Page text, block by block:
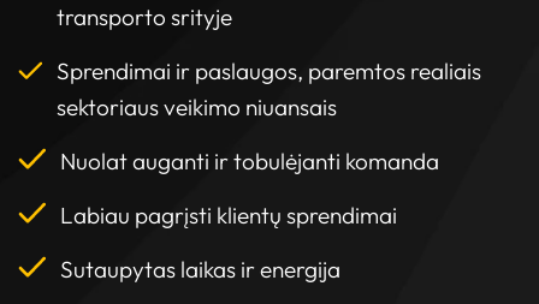
transporto srityje
Sprendimai ir paslaugos, paremtos realiais
sektoriaus veikimo niuansais
Nuolat auganti ir tobulėjanti komanda
Labiau pagrįsti klientų sprendimai
Sutaupytas laikas ir energija